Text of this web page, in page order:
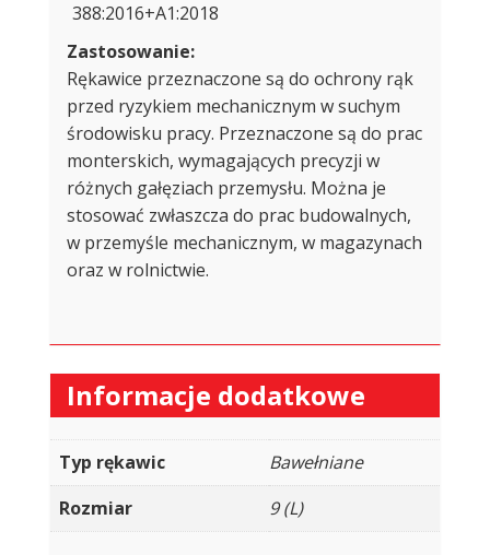
388:2016+A1:2018
Zastosowanie:
Rękawice przeznaczone są do ochrony rąk
przed ryzykiem mechanicznym w suchym
środowisku pracy. Przeznaczone są do prac
monterskich, wymagających precyzji w
różnych gałęziach przemysłu. Można je
stosować zwłaszcza do prac budowalnych,
w przemyśle mechanicznym, w magazynach
oraz w rolnictwie.
Informacje dodatkowe
Typ rękawic
Bawełniane
Rozmiar
9 (L)